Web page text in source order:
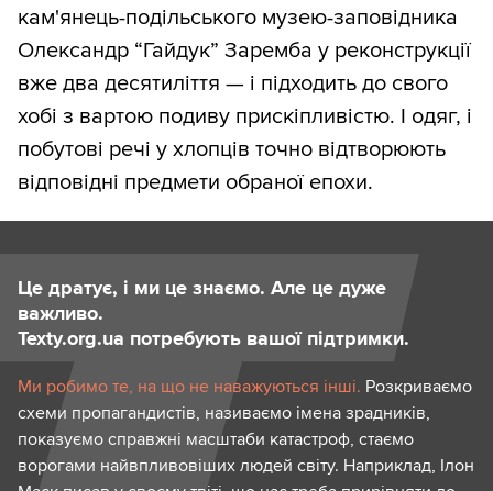
кам'янець-подільського музею-заповідника
Олександр “Гайдук” Заремба у реконструкції
вже два десятиліття — і підходить до свого
хобі з вартою подиву прискіпливістю. І одяг, і
побутові речі у хлопців точно відтворюють
відповідні предмети обраної епохи.
Це дратує, і ми це знаємо. Але це дуже
важливо.
Texty.org.ua потребують вашої підтримки.
Ми робимо те, на що не наважуються інші. Розкриваємо
схеми пропагандистів, називаємо імена зрадників,
показуємо справжні масштаби катастроф, стаємо
ворогами найвпливовіших людей світу. Наприклад, Ілон